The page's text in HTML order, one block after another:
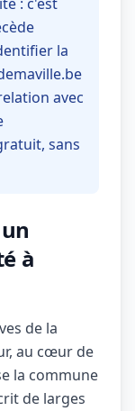
la
avec
sans
à
de la
au cœur de
la commune
de larges